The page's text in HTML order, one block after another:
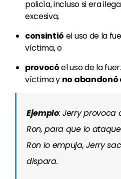
policía, incluso si era
excesiva,
consintió el uso de la
víctima, o
provocóel uso de la
víctima y no abandonó
Ejemplo: Jerry provoca
Ron, para que lo
Ron lo empuja, Jerry
dispara.